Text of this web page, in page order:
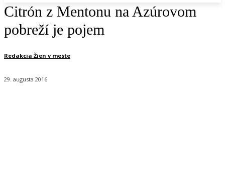
Citrón z Mentonu na Azúrovom
pobreží je pojem
Redakcia Žien v meste
29. augusta 2016